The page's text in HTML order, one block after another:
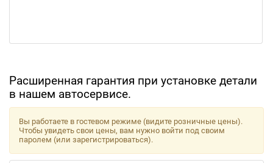
Расширенная гарантия при установке детали
в нашем автосервисе.
Вы работаете в гостевом режиме (видите розничные цены).
Чтобы увидеть свои цены, вам нужно войти под своим
паролем (или зарегистрироваться).